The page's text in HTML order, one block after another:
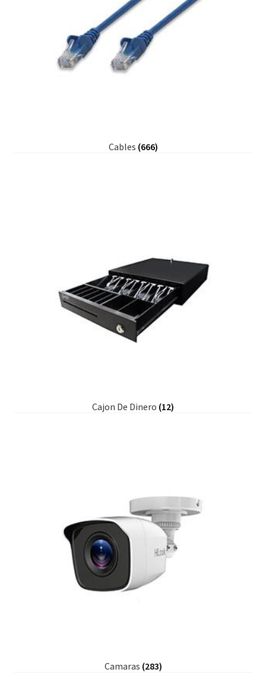
Cables (666)
Cajon De Dinero (12)
Camaras (283)